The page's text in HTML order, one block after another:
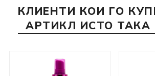
КЛИЕНТИ КОИ ГО
АРТИКЛ ИСТО ТАКА